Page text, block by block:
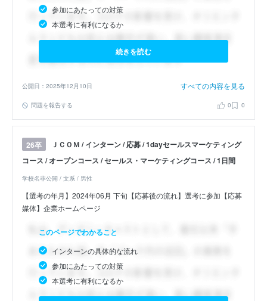
参加にあたっての対策
本選考に有利になるか
続きを読む
公開日：2025年12月10日 すべての内容を見る
問題を報告する 0 0
26卒
ＪＣＯＭ / インターン / 応募 / 1dayセールスマーケティング
コース / オープンコース / セールス・マーケティングコース / 1日間
学校名非公開 / 文系 / 男性
【選考の年月】2024年06月 下旬【応募後の流れ】選考に参加【応募
媒体】企業ホームページ
このページでわかること
インターンの具体的な流れ
参加にあたっての対策
本選考に有利になるか